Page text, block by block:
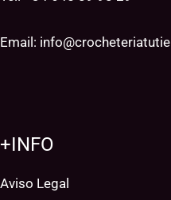
Email:
+INFO
Aviso Legal